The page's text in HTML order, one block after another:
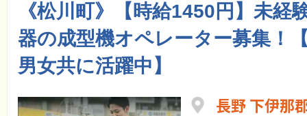
《松川町》【時給1450円】未経
器の成型機オペレーター募集！
男女共に活躍中】
長野 下伊那